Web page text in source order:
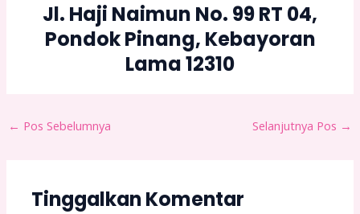
Jl. Haji Naimun No. 99 RT 04,
Pondok Pinang, Kebayoran
Lama 12310
← Pos Sebelumnya Selanjutnya Pos →
Tinggalkan Komentar